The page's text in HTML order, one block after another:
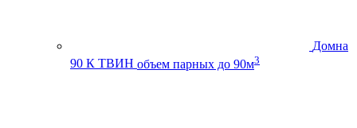
Домна
90 К ТВИН объем парных до 90м3